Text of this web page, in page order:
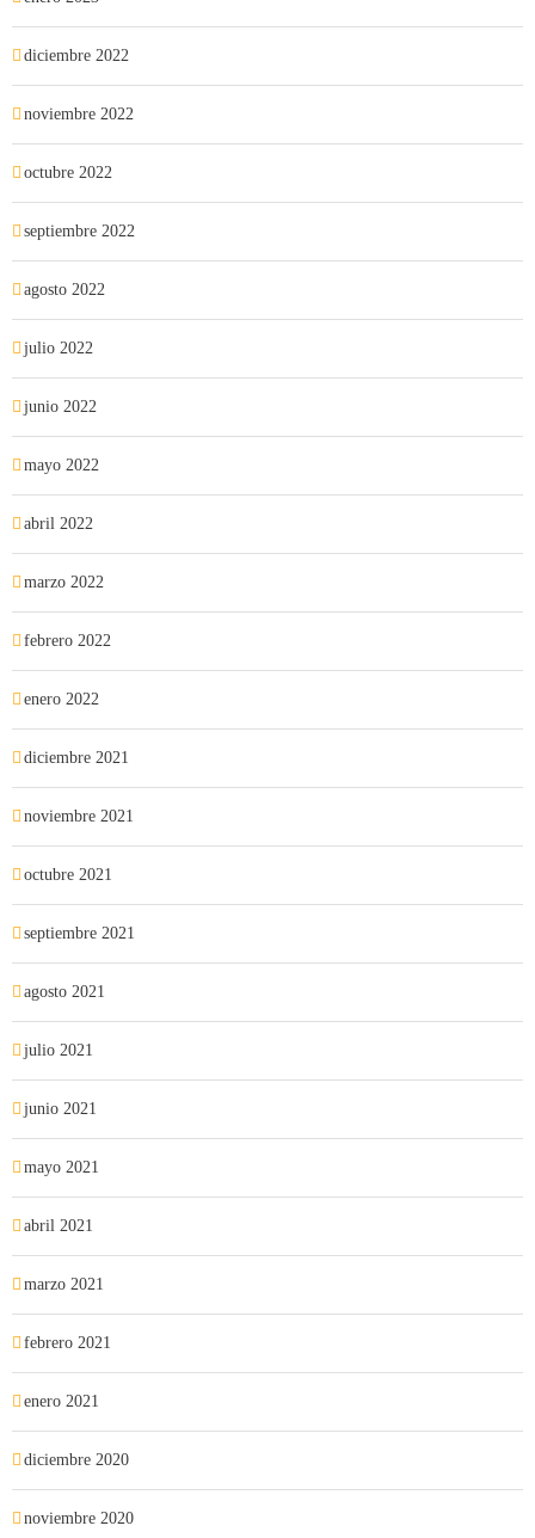
diciembre 2022
noviembre 2022
octubre 2022
septiembre 2022
agosto 2022
julio 2022
junio 2022
mayo 2022
abril 2022
marzo 2022
febrero 2022
enero 2022
diciembre 2021
noviembre 2021
octubre 2021
septiembre 2021
agosto 2021
julio 2021
junio 2021
mayo 2021
abril 2021
marzo 2021
febrero 2021
enero 2021
diciembre 2020
noviembre 2020